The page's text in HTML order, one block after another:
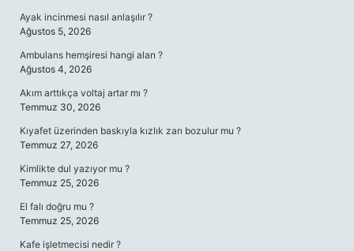
Ayak incinmesi nasıl anlaşılır ?
Ağustos 5, 2026
Ambulans hemşiresi hangi alan ?
Ağustos 4, 2026
Akım arttıkça voltaj artar mı ?
Temmuz 30, 2026
Kıyafet üzerinden baskıyla kızlık zarı bozulur mu ?
Temmuz 27, 2026
Kimlikte dul yazıyor mu ?
Temmuz 25, 2026
El falı doğru mu ?
Temmuz 25, 2026
Kafe işletmecisi nedir ?